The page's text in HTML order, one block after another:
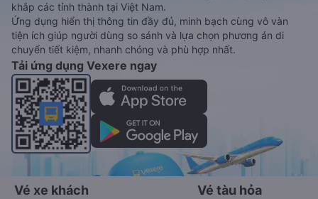
khắp các tỉnh thành tại Việt Nam.
Ứng dụng hiển thị thông tin đầy đủ, minh bạch cùng vô vàn
tiện ích giúp người dùng so sánh và lựa chọn phương án di
chuyển tiết kiệm, nhanh chóng và phù hợp nhất.
Tải ứng dụng Vexere ngay
Vé xe khách Vé tàu hỏa